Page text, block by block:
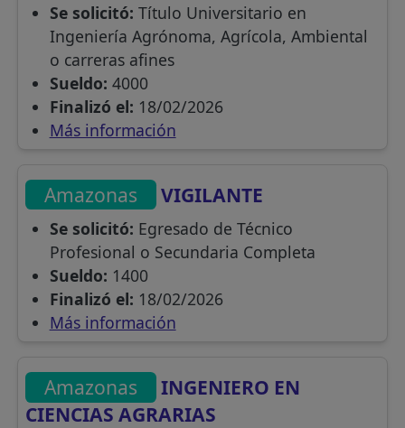
Se solicitó: Título Universitario en
Ingeniería Agrónoma, Agrícola, Ambiental
o carreras afines
Sueldo: 4000
Finalizó el: 18/02/2026
Más información
Amazonas VIGILANTE
Se solicitó: Egresado de Técnico
Profesional o Secundaria Completa
Sueldo: 1400
Finalizó el: 18/02/2026
Más información
Amazonas
INGENIERO EN
CIENCIAS AGRARIAS